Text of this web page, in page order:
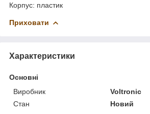
Корпус: пластик
Приховати
Характеристики
Основні
Виробник
Voltronic
Стан
Новий